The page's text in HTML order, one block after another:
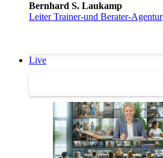
Bernhard S. Laukamp
Leiter Trainer-und Berater-Agentur
Live